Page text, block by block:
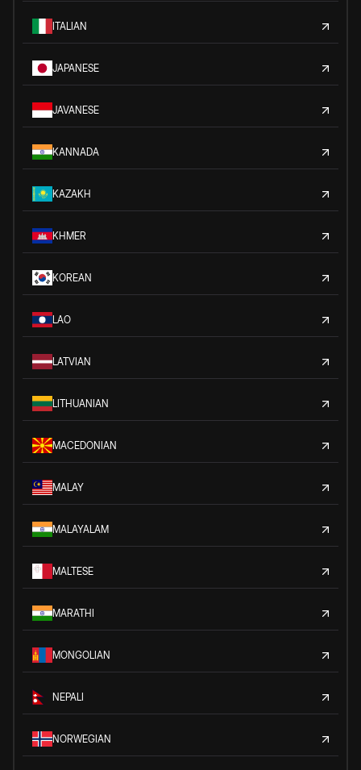
ITALIAN
JAPANESE
JAVANESE
KANNADA
KAZAKH
KHMER
KOREAN
LAO
LATVIAN
LITHUANIAN
MACEDONIAN
MALAY
MALAYALAM
MALTESE
MARATHI
MONGOLIAN
NEPALI
NORWEGIAN